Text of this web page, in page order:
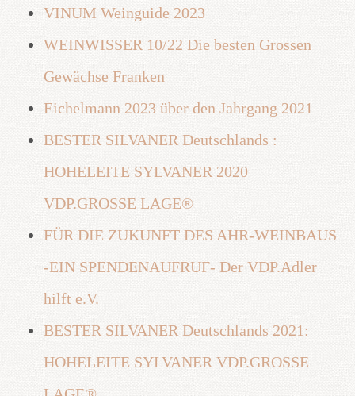
VINUM Weinguide 2023
WEINWISSER 10/22 Die besten Grossen
Gewächse Franken
Eichelmann 2023 über den Jahrgang 2021
BESTER SILVANER Deutschlands :
HOHELEITE SYLVANER 2020
VDP.GROSSE LAGE®
FÜR DIE ZUKUNFT DES AHR-WEINBAUS
-EIN SPENDENAUFRUF- Der VDP.Adler
hilft e.V.
BESTER SILVANER Deutschlands 2021:
HOHELEITE SYLVANER VDP.GROSSE